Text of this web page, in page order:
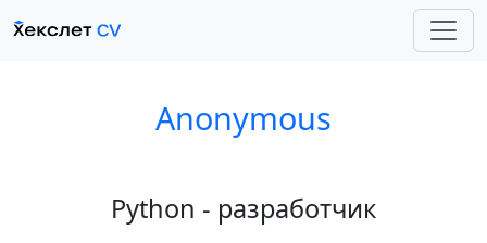
Anonymous
Python - разработчик